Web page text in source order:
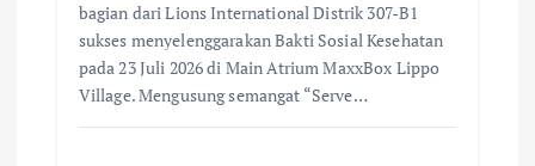
bagian dari Lions International Distrik 307-B1
sukses menyelenggarakan Bakti Sosial Kesehatan
pada 23 Juli 2026 di Main Atrium MaxxBox Lippo
Village. Mengusung semangat “Serve…